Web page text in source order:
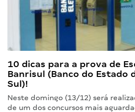
10 dicas para a prova de
Banrisul (Banco do Estado
Sul)!
Neste domingo (13/12) será
de um dos concursos mais